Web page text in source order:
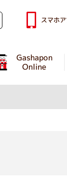
Gashapon
Online
スマホ